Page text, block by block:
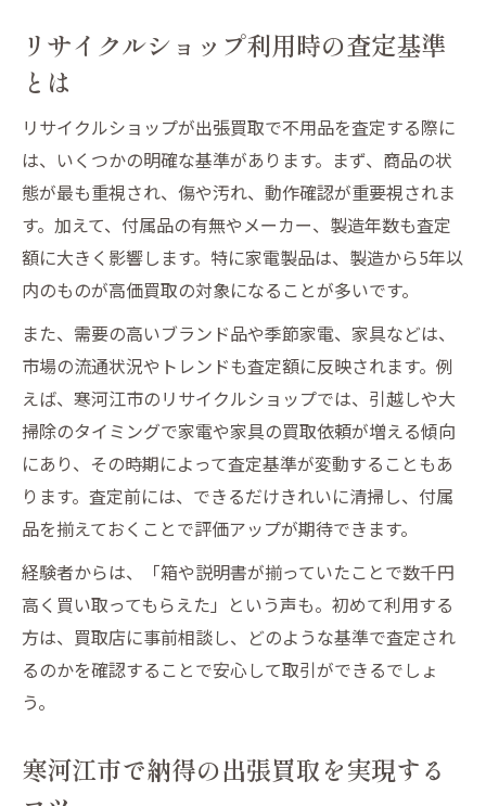
リサイクルショップ利用時の査定基準
とは
リサイクルショップが出張買取で不用品を査定する際に
は、いくつかの明確な基準があります。まず、商品の状
態が最も重視され、傷や汚れ、動作確認が重要視されま
す。加えて、付属品の有無やメーカー、製造年数も査定
額に大きく影響します。特に家電製品は、製造から5年以
内のものが高価買取の対象になることが多いです。
また、需要の高いブランド品や季節家電、家具などは、
市場の流通状況やトレンドも査定額に反映されます。例
えば、寒河江市のリサイクルショップでは、引越しや大
掃除のタイミングで家電や家具の買取依頼が増える傾向
にあり、その時期によって査定基準が変動することもあ
ります。査定前には、できるだけきれいに清掃し、付属
品を揃えておくことで評価アップが期待できます。
経験者からは、「箱や説明書が揃っていたことで数千円
高く買い取ってもらえた」という声も。初めて利用する
方は、買取店に事前相談し、どのような基準で査定され
るのかを確認することで安心して取引ができるでしょ
う。
寒河江市で納得の出張買取を実現する